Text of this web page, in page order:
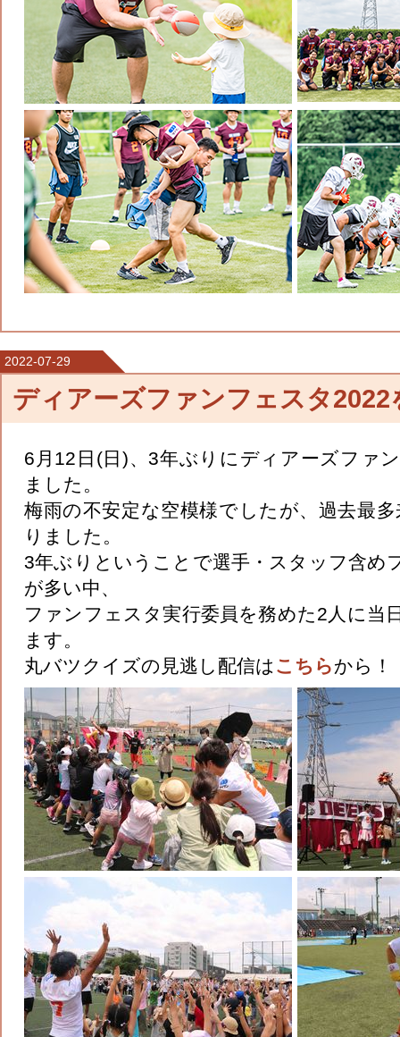
2022-07-29
ディアーズファンフェスタ2022
6月12日(日)、3年ぶりにディアーズファ
ました。
梅雨の不安定な空模様でしたが、過去最
りました。
3年ぶりということで選手・スタッフ含め
が多い中、
ファンフェスタ実行委員を務めた2人に当
ます。
丸バツクイズの見逃し配信は こちらから！